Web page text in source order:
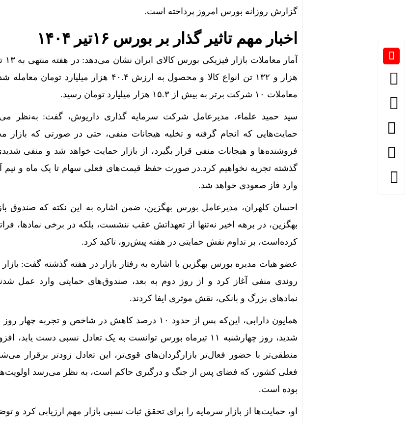
گزارش روزانه بورس امروز پرداخته است.
اخبار مهم تاثیر گذار بر بورس ۱۶تیر ۱۴۰۴
هزار و ۱۳۲ تن انواع کالا و محصول به ارزش ۴۰.۴ هزار
معاملات ۱۰ شرکت برتر به بیش از ۱۵.۳ هزار میلیارد تومان رسید.
سید حمید علماء، مدیرعامل شرکت سرمایه‌ گذاری داریوش، گفت: به‌نظر
حمایت‌هایی که انجام گرفته و تخلیه هیجانات منفی، حتی در صورتی که بازار
فروشنده‌ها و هیجانات منفی قرار بگیرد، از بازار حمایت خواهد شد و منفی
گذشته تجربه نخواهیم کرد.در صورت حفظ قیمت‌های فعلی سهام تا یک ماه و نیم
وارد فاز صعودی خواهد شد.
احسان کلهران، مدیرعامل بورس بهگزین، ضمن اشاره به این نکته که صندوق
بهگزین، در برهه اخیر نه‌تنها از تعهداتش عقب‌ ننشست، بلکه در برخی نمادها،
کرده‌است، بر تداوم نقش حمایتی در هفته پیش‌رو، تاکید کرد.
عضو هیات مدیره بورس بهگزین با اشاره به رفتار بازار در هفته گذشته گفت: بازار
روندی منفی آغاز کرد و از روز دوم به بعد، صندوق‌های حمایتی وارد عمل
نمادهای بزرگ و بانکی، نقش موثری ایفا کردند.
همایون دارابی، این‌که پس از حدود ۱۰ درصد کاهش در شاخص و تجربه
شدید، روز چهارشنبه ۱۱ تیرماه بورس توانست به یک تعادل نسبی دست یابد،
منطقی‌تر با حضور فعال‌تر بازارگردان‌های قوی‌تر، این تعادل زودتر برقرار
فعلی کشور، که فضای پس از جنگ و درگیری حاکم است، به نظر می‌رسد
بوده است.
او، حمایت‌ها از بازار سرمایه را برای تحقق ثبات نسبی بازار مهم ارزیابی کرد و